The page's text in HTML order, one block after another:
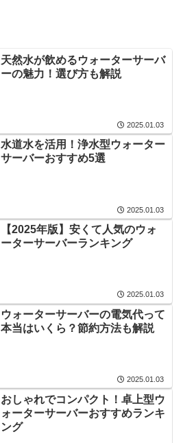
天然水が飲めるウォーターサーバ
ーの魅力！選び方も解説
2025.01.03
水道水を活用！浄水型ウォーター
サーバーおすすめ5選
2025.01.03
【2025年版】安くて人気のウォ
ーターサーバーランキング
2025.01.03
ウォーターサーバーの電気代って
本当はいくら？節約方法も解説
2025.01.03
おしゃれでコンパクト！卓上型ウ
ォーターサーバーおすすめランキ
ング